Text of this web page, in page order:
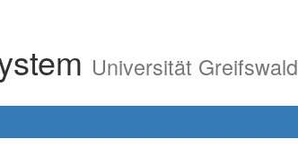
Universität Greifswald